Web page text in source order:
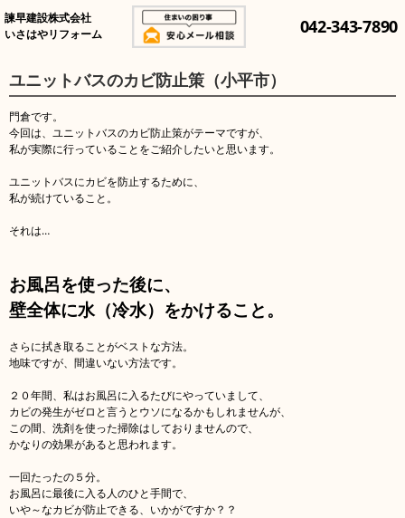
諫早建設株式会社
いさはやリフォーム
042-343-7890
ユニットバスのカビ防止策（小平市）
門倉です。
今回は、ユニットバスのカビ防止策がテーマですが、
私が実際に行っていることをご紹介したいと思います。
ユニットバスにカビを防止するために、
私が続けていること。
それは…
お風呂を使った後に、
壁全体に水（冷水）をかけること。
さらに拭き取ることがベストな方法。
地味ですが、間違いない方法です。
２０年間、私はお風呂に入るたびにやっていまして、
カビの発生がゼロと言うとウソになるかもしれませんが、
この間、洗剤を使った掃除はしておりませんので、
かなりの効果があると思われます。
一回たったの５分。
お風呂に最後に入る人のひと手間で、
いや～なカビが防止できる、いかがですか？？